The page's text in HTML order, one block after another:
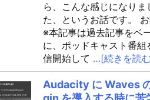
ら、こんな感じになりま
た、というお話です。 お
※本記事は過去記事をベ
に、ポッドキャスト番組
信開始して …[続きを読
Audacity に Waves